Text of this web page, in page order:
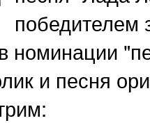
победителем
номинации
и песня